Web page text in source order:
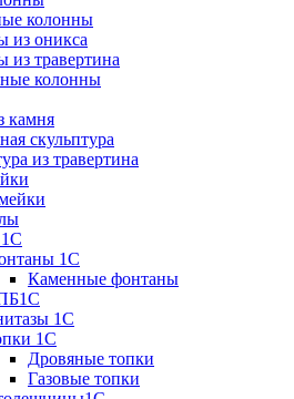
колонны
из оникса
из травертина
колонны
камня
скульптура
из травертина
1C
Каменные фонтаны
1С
1С
Дровяные топки
Газовые топки